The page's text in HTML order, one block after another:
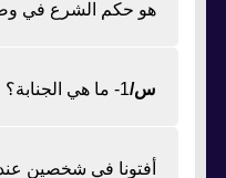
هو حكم الشرع في
س/1- ما هي الجنابة؟
أفتونا في شخصين